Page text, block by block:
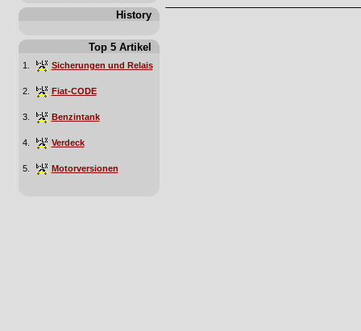
History
Top 5 Artikel
1. Sicherungen und Relais
2. Fiat-CODE
3. Benzintank
4. Verdeck
5. Motorversionen